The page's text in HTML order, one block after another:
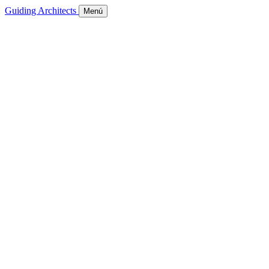
Guiding Architects Menú